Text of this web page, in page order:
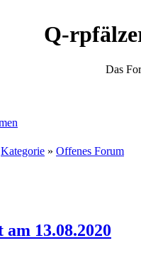
Q-
Das
Kategorie » Offenes Forum
13.08.2020